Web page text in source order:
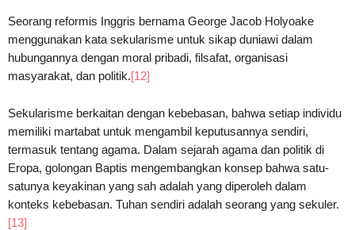
Seorang reformis Inggris bernama George Jacob Holyoake
menggunakan kata sekularisme untuk sikap duniawi dalam
hubungannya dengan moral pribadi, filsafat, organisasi
masyarakat, dan politik.[12]
Sekularisme berkaitan dengan kebebasan, bahwa setiap individu
memiliki martabat untuk mengambil keputusannya sendiri,
termasuk tentang agama. Dalam sejarah agama dan politik di
Eropa, golongan Baptis mengembangkan konsep bahwa satu-
satunya keyakinan yang sah adalah yang diperoleh dalam
konteks kebebasan. Tuhan sendiri adalah seorang yang sekuler.
[13]